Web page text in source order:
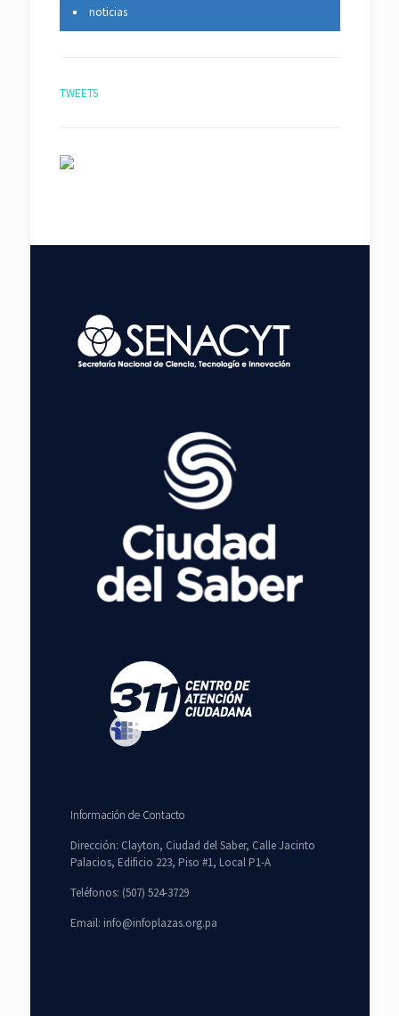
noticias
TWEETS
Información de Contacto
Dirección: Clayton, Ciudad del Saber, Calle Jacinto
Palacios, Edificio 223, Piso #1, Local P1-A
Teléfonos: (507) 524-3729
Email: info@infoplazas.org.pa